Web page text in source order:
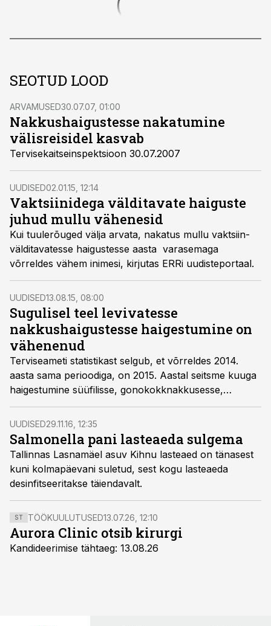
SEOTUD LOOD
ARVAMUSED30.07.07, 01:00
Nakkushaigustesse nakatumine
välisreisidel kasvab
Tervisekaitseinspektsioon 30.07.2007
UUDISED02.01.15, 12:14
Vaktsiinidega välditavate haiguste
juhud mullu vähenesid
Kui tuulerõuged välja arvata, nakatus mullu vaktsiin-
välditavatesse haigustesse aasta varasemaga
võrreldes vähem inimesi, kirjutas ERRi uudisteportaal.
UUDISED13.08.15, 08:00
Sugulisel teel levivatesse
nakkushaigustesse haigestumine on
vähenenud
Terviseameti statistikast selgub, et võrreldes 2014.
aasta sama perioodiga, on 2015. Aastal seitsme kuuga
haigestumine süüfilisse, gonokokknakkusesse,
suguliselt levivatesse klamüüdiahaigustesse HIV-
nakkuse vähenenud, samas HIV-tõve juhtude arv on
suurenenud.
UUDISED29.11.16, 12:35
Salmonella pani lasteaeda sulgema
Tallinnas Lasnamäel asuv Kihnu lasteaed on tänasest
kuni kolmapäevani suletud, sest kogu lasteaeda
desinfitseeritakse täiendavalt.
ST TÖÖKUULUTUSED13.07.26, 12:10
Aurora Clinic otsib kirurgi
Kandideerimise tähtaeg: 13.08.26